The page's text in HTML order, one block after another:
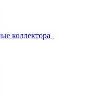
коллектора